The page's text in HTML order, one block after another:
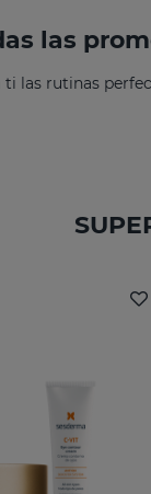
las
las rutinas